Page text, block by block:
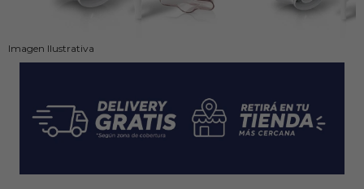
Imagen Ilustrativa